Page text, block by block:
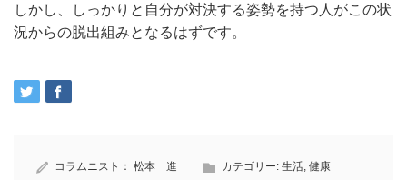
しかし、しっかりと自分が対決する姿勢を持つ人がこの状
況からの脱出組みとなるはずです。
コラムニスト： 松本 進 カテゴリー: 生活 健康